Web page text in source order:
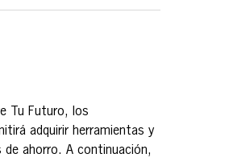
Tu Futuro, los
adquirir herramientas y
ahorro. A continuación,